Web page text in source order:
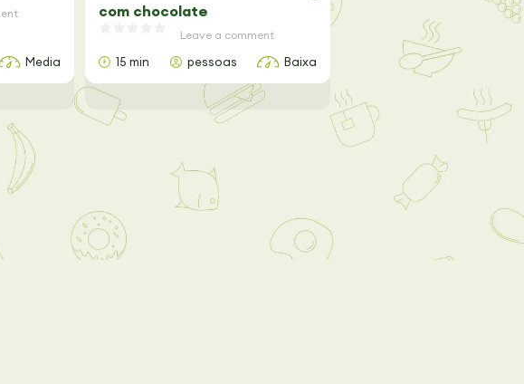
Media
com chocolate
Leave a comment
15 min pessoas Baixa
Leave a
20 min 2 pessoas